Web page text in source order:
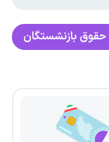
حقوق بازنشستگان